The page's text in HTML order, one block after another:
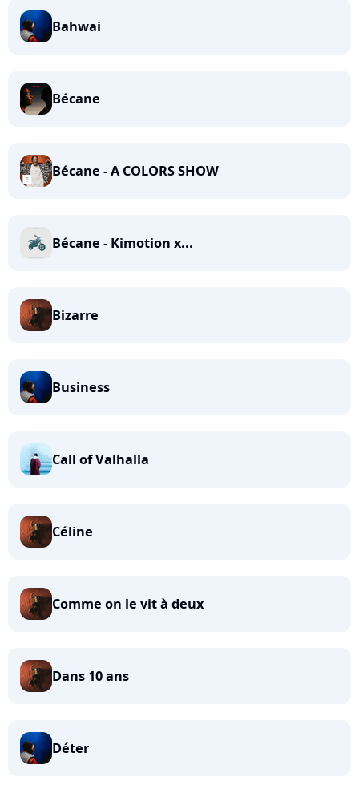
Bahwai
Bécane
Bécane - A COLORS SHOW
Bécane - Kimotion x...
Bizarre
Business
Call of Valhalla
Céline
Comme on le vit à deux
Dans 10 ans
Déter